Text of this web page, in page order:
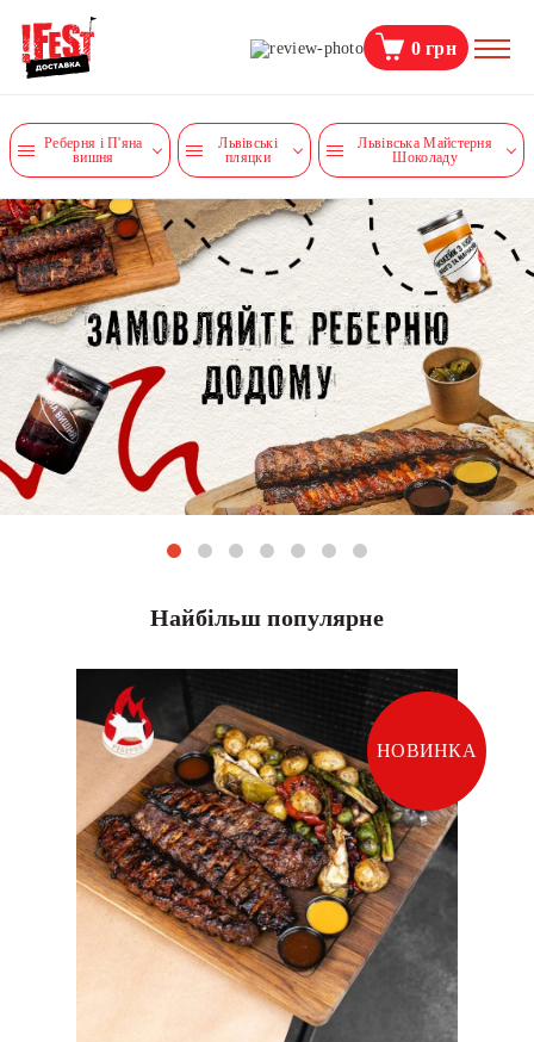
0грн
Реберня і П'яна
вишня
Львівські
пляцки
Львівська Майстерня
Шоколаду
Найбільш популярне
НОВИНКА